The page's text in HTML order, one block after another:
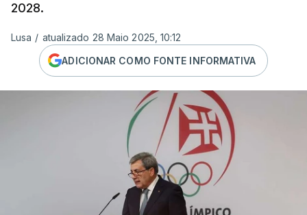
2028.
Lusa / atualizado 28 Maio 2025, 10:12
ADICIONAR COMO FONTE INFORMATIVA